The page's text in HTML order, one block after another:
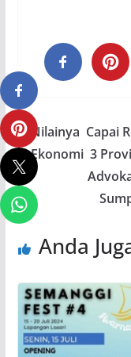
Nilainya Capai
Ekonomi 3
Anda